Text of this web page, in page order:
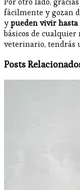
fácilmente y gozan
ypuedenvivir hasta
básicos de
veterinario, tendrás
Posts